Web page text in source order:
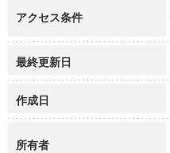
アクセス条件
最終更新日
作成日
所有者